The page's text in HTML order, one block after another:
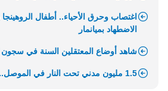
اغتصاب وحرق الأحياء.. أطفال
الاضطهاد بميانمار
شاهد أوضاع المعتقلين السنة في سجون
1.5 مليون مدني تحت النار في الموصل.. وقلق أممي!